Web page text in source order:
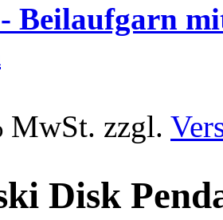
Beilaufgarn
MwSt. zzgl.
Disk